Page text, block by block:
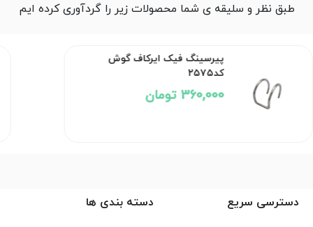
طبق نظر و سلیقه ی شما محصولات زیر را گردآوری کرده ایم
پیرسینگ فیک ایرکاف گوش
کد۲۵۷۵
360,000 تومان
دسترسی سریع دسته بندی ها